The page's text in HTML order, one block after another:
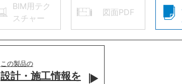
BIM用テク
スチャー
図面PDF
この製品の
設計・施工情報を